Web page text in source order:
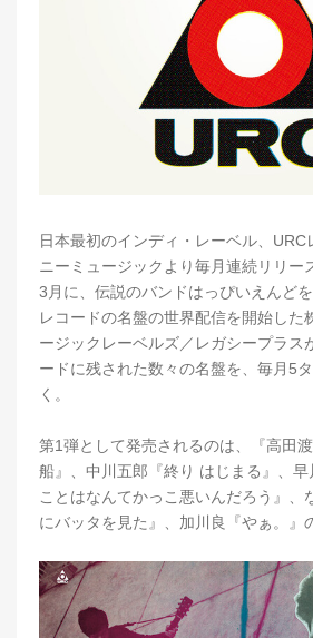
日本最初のインディ・レーベル、URC
ニーミュージックより毎月連続リリー
3月に、伝説のバンドはっぴいえんど
レコードの名盤の世界配信を開始した
ージックレーベルズ／レガシープラス
ードに残された数々の名盤を、毎月5
く。
第1弾として発売されるのは、『高田
船』、中川五郎『終り はじまる』、
ことはなんてかっこ悪いんだろう』、
にバッタを見た』、加川良『やぁ。』